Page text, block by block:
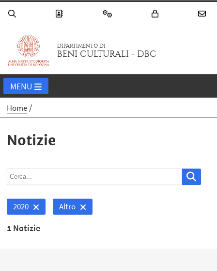
DIPARTIMENTO DI
BENI CULTURALI - DBC
MENU
Home
Notizie
2020 Altro
1 Notizie